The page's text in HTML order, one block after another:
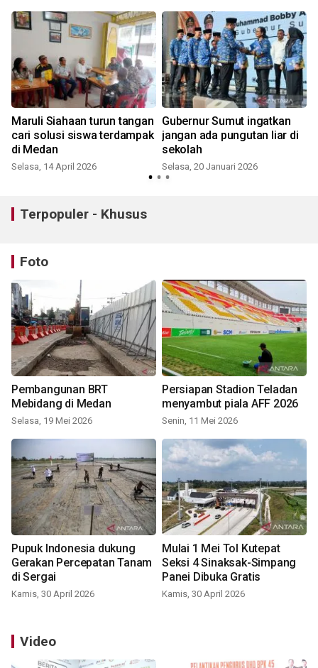
Maruli Siahaan turun tangan
cari solusi siswa terdampak
di Medan
Selasa, 14 April 2026
Gubernur Sumut ingatkan
jangan ada pungutan liar di
sekolah
Selasa, 20 Januari 2026
Terpopuler - Khusus
Foto
Pembangunan BRT
Mebidang di Medan
Selasa, 19 Mei 2026
Persiapan Stadion Teladan
menyambut piala AFF 2026
Senin, 11 Mei 2026
Pupuk Indonesia dukung
Gerakan Percepatan Tanam
di Sergai
Kamis, 30 April 2026
Mulai 1 Mei Tol Kutepat
Seksi 4 Sinaksak-Simpang
Panei Dibuka Gratis
Kamis, 30 April 2026
Video